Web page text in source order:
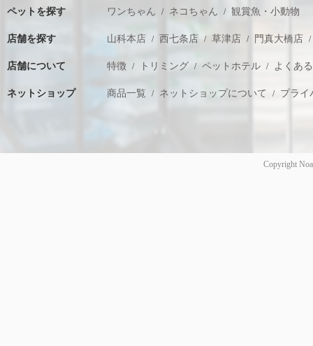
ペットを探す ワンちゃん ネコちゃん 観賞魚・小動物
店舗を探す 山科本店 西七条店 草津店 門真大橋店
店舗について 特徴 トリミング ペットホテル よくあ
ネットショップ 商品一覧 ネットショップについて プライ
Copyright